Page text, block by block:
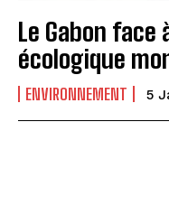
Le Gabon
écologique
ENVIRONNEMENT 5